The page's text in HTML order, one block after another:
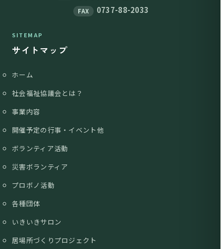
FAX 0737-88-2033
SITEMAP
サイトマップ
ホーム
社会福祉協議会とは？
事業内容
開催予定の行事・イベント他
ボランティア活動
災害ボランティア
プロボノ活動
各種団体
いきいきサロン
居場所づくりプロジェクト